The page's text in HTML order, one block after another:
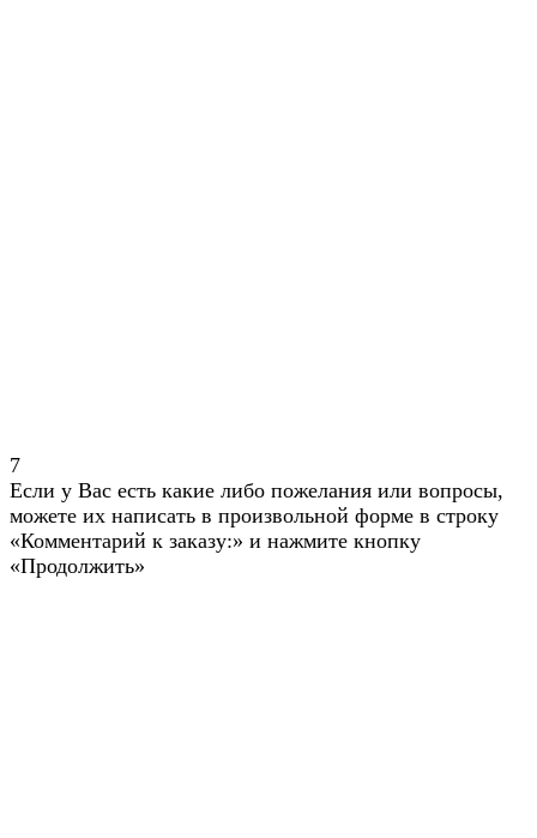
7
Если у Вас есть какие либо пожелания или вопросы,
можете их написать в произвольной форме в строку
«Комментарий к заказу:» и нажмите кнопку
«Продолжить»